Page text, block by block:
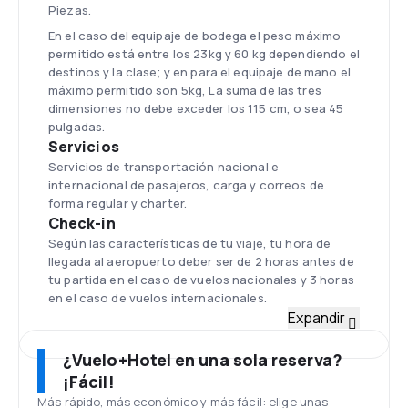
Piezas.
En el caso del equipaje de bodega el peso máximo
permitido está entre los 23kg y 60 kg dependiendo el
destinos y la clase; y en para el equipaje de mano el
máximo permitido son 5kg, La suma de las tres
dimensiones no debe exceder los 115 cm, o sea 45
pulgadas.
Servicios
Servicios de transportación nacional e
internacional de pasajeros, carga y correos de
forma regular y charter.
Check-in
Según las características de tu via​je, tu hora de
llegada al aeropuerto deber ser de 2 horas antes de
tu partida en el caso de vuelos nacionales y 3 horas
en el caso de vuelos internacionales.
cuales se encuentran: 1 Airbus A319, 4 Airbus A320,
6 Antonov 158, 4 Ilyushin ll 96-300, 1 Boeing 767
300ER, 2 Tupolev Tu 204-100CE, 2 Tupolev Tu 204-
Expandir
¿Vuelo+Hotel en una sola reserva?
¡Fácil!
Más rápido, más económico y más fácil: elige unas